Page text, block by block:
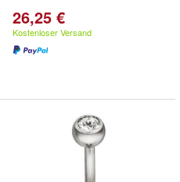
26,25 €
Kostenloser Versand